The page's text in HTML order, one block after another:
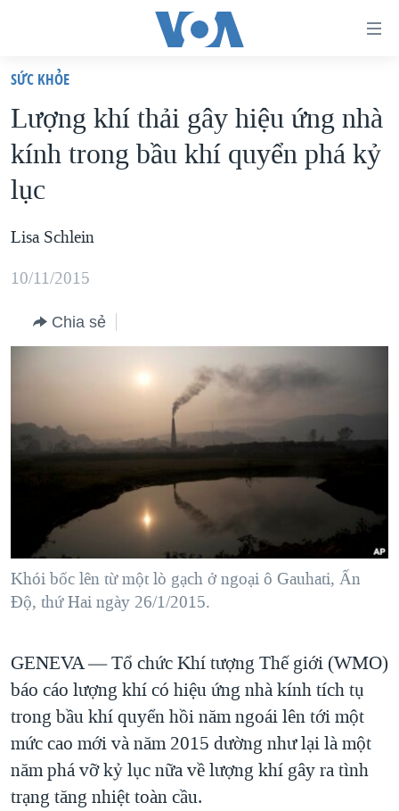
truy
cập
Tới
nội
dung
chính
điều
hướng
chính
"Tìm"
VIỆT NAM
HOA KỲ
BIỂN ĐÔNG
THẾ GIỚI
DIỄN ĐÀN
MỤC
VẠCH TRẦN TIN GIẢ
NGƯỜI VIỆT HẢI NGOẠI
ĐỜI SỐNG
KHOA HỌC
SỨC KHOẺ
VĂN HOÁ
THỂ THAO
CHUYÊN ĐỀ
CHIẾN TRANH THƯƠNG MẠI CỦA MỸ: QUÁ KHỨ VÀ HIỆN
HÀNH TRÌNH BẦU CỬ 2024
MỘT NĂM CHIẾN TRANH TẠI DẢI GAZA
GIẢI MÃ VÀNH ĐAI & CON ĐƯỜNG
NGÀY TỊ NẠN THẾ GIỚI
GROUND ZERO – XƯA VÀ NAY
CÁC GIÁ TRỊ CỘNG HÒA Ở VIỆT NAM
THƯỢNG ĐỈNH TRUMP-KIM TẠI VIỆT NAM
TRỊNH VĨNH BÌNH VS. CHÍNH PHỦ VIỆT NAM
NGƯ DÂN VIỆT VÀ LÀN SÓNG TRỘM HẢI SÂM
BÊN KIA QUỐC LỘ: TIẾNG VỌNG TỪ NÔNG THÔN MỸ
VIDEO
NGHE
Ngôn ngữ khác
SỨC KHỎE
Lượng khí thải gây hiệu ứng nhà
kính trong bầu khí quyển phá kỷ
lục
Lisa Schlein
10/11/2015
Chia sẻ
Khói bốc lên từ một lò gạch ở ngoại ô Gauhati, Ấn
Độ, thứ Hai ngày 26/1/2015.
GENEVA —Tổ chức Khí tượng Thế giới (WMO)
báo cáo lượng khí có hiệu ứng nhà kính tích tụ
trong bầu khí quyển hồi năm ngoái lên tới một
mức cao mới và năm 2015 dường như lại là một
năm phá vỡ kỷ lục nữa về lượng khí gây ra tình
trạng tăng nhiệt toàn cầu.